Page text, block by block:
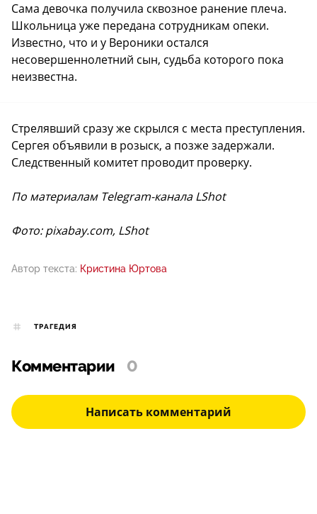
Сама девочка получила сквозное ранение плеча.
Школьница уже передана сотрудникам опеки.
Известно, что и у Вероники остался
несовершеннолетний сын, судьба которого пока
неизвестна.
Стрелявший сразу же скрылся с места преступления.
Сергея объявили в розыск, а позже задержали.
Следственный комитет проводит проверку.
По материалам Telegram-канала LShot
Фото: pixabay.com, LShot
Автор текста: Кристина Юртова
ТРАГЕДИЯ
Комментарии 0
Написать комментарий